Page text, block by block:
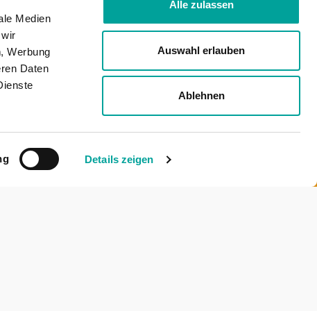
Medien
Werbung
Daten
Details zeigen
Alle zulassen
Auswahl erlauben
Ablehnen